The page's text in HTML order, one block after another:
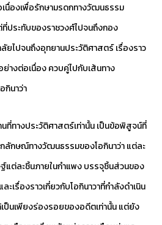
นื่องเพื่อรักษามรดกทางวัฒนธรรม
ประทับของราชวงศ์ไปจนถึงกอง
ยไปจนถึงอุทยานประวัติศาสตร์ เรื่องราว
งต่อเนื่อง ควบคู่ไปกับเส้นทาง
กินาว่า
ที่ทางประวัติศาสตร์เท่านั้น เป็นข้อพิสูจน์ที่
ลักษณ์ทางวัฒนธรรมของโอกินาว่า แต่ละ
แต่ละชิ้นภายในกำแพง บรรจุชิ้นส่วนของ
ะเรื่องราวเกี่ยวกับโอกินาวาที่กำลังดำเนิน
ป็นเพียงร่องรอยของอดีตเท่านั้น แต่ยัง